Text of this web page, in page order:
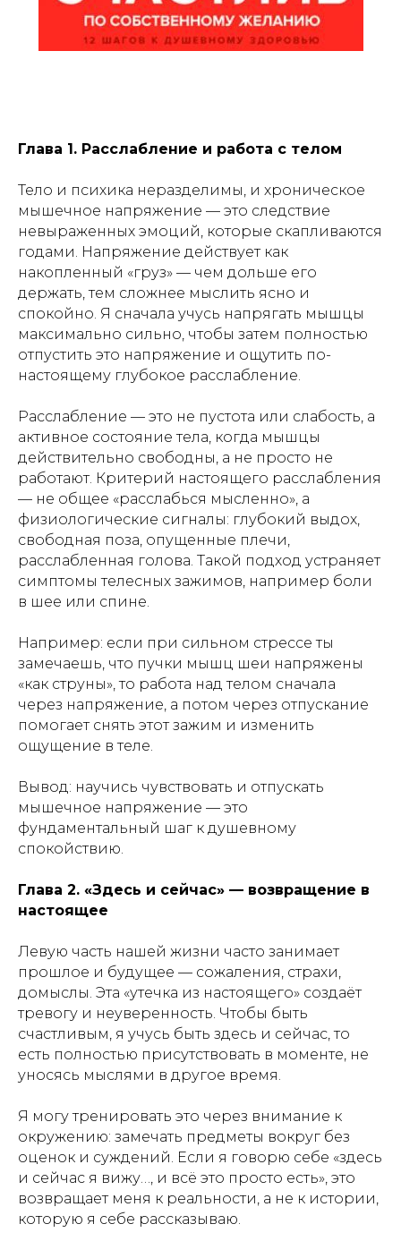
Глава 1. Расслабление и работа с телом
Тело и психика неразделимы, и хроническое
мышечное напряжение — это следствие
невыраженных эмоций, которые скапливаются
годами. Напряжение действует как
накопленный «груз» — чем дольше его
держать, тем сложнее мыслить ясно и
спокойно. Я сначала учусь напрягать мышцы
максимально сильно, чтобы затем полностью
отпустить это напряжение и ощутить по-
настоящему глубокое расслабление.
Расслабление — это не пустота или слабость, а
активное состояние тела, когда мышцы
действительно свободны, а не просто не
работают. Критерий настоящего расслабления
— не общее «расслабься мысленно», а
физиологические сигналы: глубокий выдох,
свободная поза, опущенные плечи,
расслабленная голова. Такой подход устраняет
симптомы телесных зажимов, например боли
в шее или спине.
Например: если при сильном стрессе ты
замечаешь, что пучки мышц шеи напряжены
«как струны», то работа над телом сначала
через напряжение, а потом через отпускание
помогает снять этот зажим и изменить
ощущение в теле.
Вывод: научись чувствовать и отпускать
мышечное напряжение — это
фундаментальный шаг к душевному
спокойствию.
Глава 2. «Здесь и сейчас» — возвращение в
настоящее
Левую часть нашей жизни часто занимает
прошлое и будущее — сожаления, страхи,
домыслы. Эта «утечка из настоящего» создаёт
тревогу и неуверенность. Чтобы быть
счастливым, я учусь быть здесь и сейчас, то
есть полностью присутствовать в моменте, не
уносясь мыслями в другое время.
Я могу тренировать это через внимание к
окружению: замечать предметы вокруг без
оценок и суждений. Если я говорю себе «здесь
и сейчас я вижу…, и всё это просто есть», это
возвращает меня к реальности, а не к истории,
которую я себе рассказываю.